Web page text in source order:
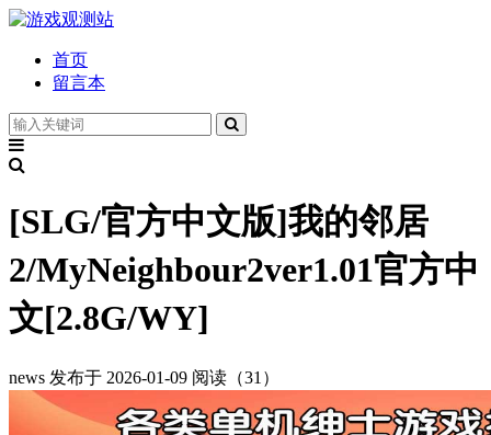
首页
留言本
[SLG/官方中文版]我的邻居
2/MyNeighbour2ver1.01官方中
文[2.8G/WY]
news 发布于 2026-01-09 阅读（31）